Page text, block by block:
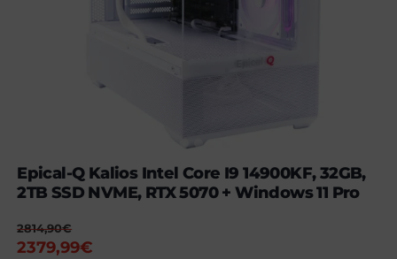
Epical-Q Kalios Intel Core I9 14900KF, 32GB,
2TB SSD NVME, RTX 5070 + Windows 11 Pro
2814,90€
El
2379,99€